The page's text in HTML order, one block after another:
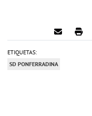
ETIQUETAS:
SD PONFERRADINA